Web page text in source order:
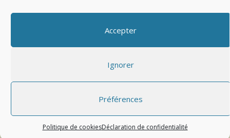
Accepter
Ignorer
Préférences
Politique de cookiesDéclaration de confidentialité
Copyright © 2023 AIDF